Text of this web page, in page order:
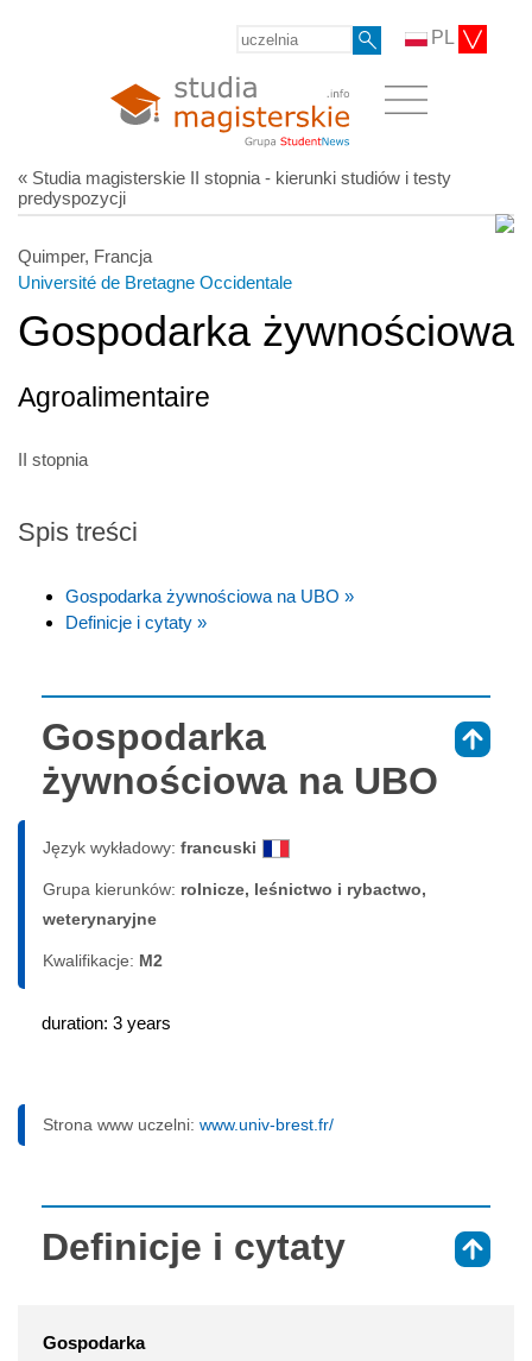
PL
« Studia magisterskie II stopnia - kierunki studiów i testy
predyspozycji
Quimper, Francja
Université de Bretagne Occidentale
Gospodarka żywnościowa
Agroalimentaire
II stopnia
Spis treści
Gospodarka żywnościowa na UBO »
Definicje i cytaty »
Gospodarka
żywnościowa na UBO
Język wykładowy: francuski
Grupa kierunków: rolnicze, leśnictwo i rybactwo,
weterynaryjne
Kwalifikacje: M2
duration: 3 years
Strona www uczelni: www.univ-brest.fr/
Definicje i cytaty
Gospodarka